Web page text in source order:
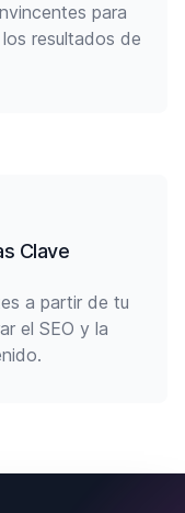
para
resultados de
Clave
a partir de tu
el SEO y la